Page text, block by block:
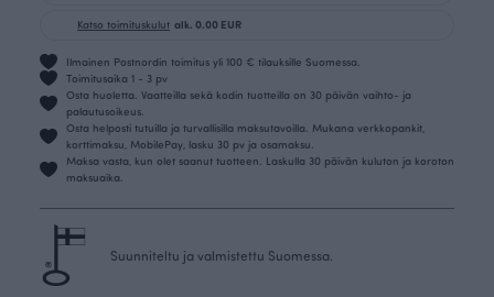
Katso toimituskulut alk. 0.00 EUR
Ilmainen Postnordin toimitus yli 100 € tilauksille Suomessa.
Toimitusaika 1 - 3 pv
Osta huoletta. Vaatteilla sekä kodin tuotteilla on 30 päivän vaihto- ja
palautusoikeus.
Osta helposti tutuilla ja turvallisilla maksutavoilla. Mukana verkkopankit,
korttimaksu, MobilePay, lasku 30 pv ja osamaksu.
Maksa vasta, kun olet saanut tuotteen. Laskulla 30 päivän kuluton ja koroton
maksuaika.
Suunniteltu ja valmistettu Suomessa.